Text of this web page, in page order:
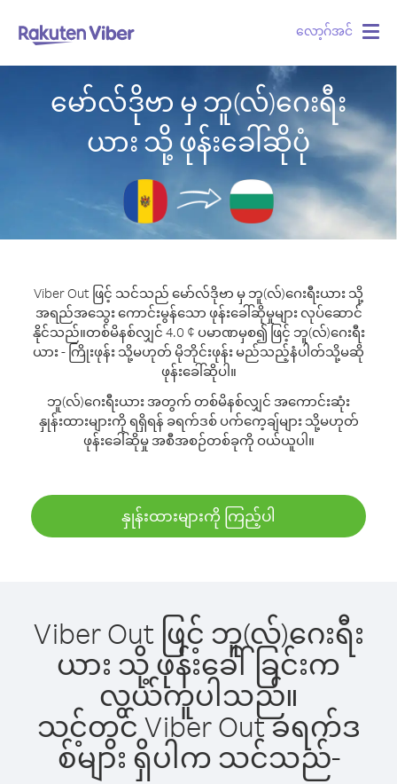
လော့ဂ်အင်
မော်လ်ဒိုဗာ မှ ဘူ(လ်)ဂေးရီး
ယား သို့ ဖုန်းခေါ်ဆိုပုံ
Viber Out ဖြင့် သင်သည် မော်လ်ဒိုဗာ မှ ဘူ(လ်)ဂေးရီးယား သို့
အရည်အသွေး ကောင်းမွန်သော ဖုန်းခေါ်ဆိုမှုများ လုပ်ဆောင်
နိုင်သည်။တစ်မိနစ်လျှင် 4.0 ¢ ပမာဏမှစ၍ ဖြင့် ဘူ(လ်)ဂေးရီး
ယား - ကြိုးဖုန်း သို့မဟုတ် မိုဘိုင်းဖုန်း မည်သည့်နံပါတ်သို့မဆို
ဖုန်းခေါ်ဆိုပါ။
ဘူ(လ်)ဂေးရီးယား အတွက် တစ်မိနစ်လျှင် အကောင်းဆုံး
နှုန်းထားများကို ရရှိရန် ခရက်ဒစ် ပက်ကေ့ချ်များ သို့မဟုတ်
ဖုန်းခေါ်ဆိုမှု အစီအစဉ်တစ်ခုကို ဝယ်ယူပါ။
နှုန်းထားများကို ကြည့်ပါ
Viber Out ဖြင့် ဘူ(လ်)ဂေးရီး
ယား သို့ ဖုန်းခေါ်ခြင်းက
လွယ်ကူပါသည်။
သင့်တွင် Viber Out ခရက်ဒ
စ်များ ရှိပါက သင်သည်-